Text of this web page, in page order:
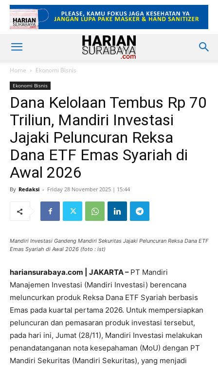
Home Ekonomi Bisnis
Ekonomi Bisnis
Dana Kelolaan Tembus Rp 70
Triliun, Mandiri Investasi
Jajaki Peluncuran Reksa
Dana ETF Emas Syariah di
Awal 2026
By Redaksi - Friday 28 November 2025 | 15:44
Mandiri Investasi Gandeng Mandiri Sekuritas Jajaki Peluncuran Reksa Dana ETF
Emas Syariah di Awal 2026 (foto : ist)
hariansurabaya.com | JAKARTA – PT Mandiri
Manajemen Investasi (Mandiri Investasi) berencana
meluncurkan produk Reksa Dana ETF Syariah berbasis
Emas pada kuartal pertama 2026. Untuk mempersiapkan
peluncuran dan pemasaran produk investasi tersebut,
pada hari ini, Jumat (28/11), Mandiri Investasi melakukan
penandatanganan nota kesepahaman (MoU) dengan PT
Mandiri Sekuritas (Mandiri Sekuritas), yang menjadi